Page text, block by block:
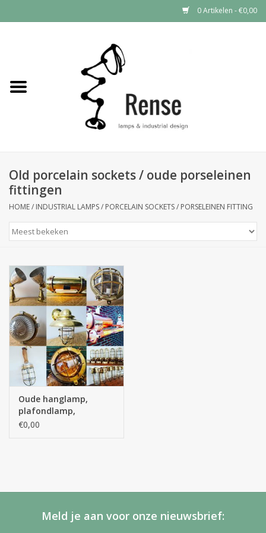
0 Artikelen - €0,00
Industrial lamps
Old porcelain sockets / oude porseleinen
fittingen
HOME/ INDUSTRIAL LAMPS/ PORCELAIN SOCKETS / PORSELEINEN FITTING
Oude hanglamp,
plafondlamp,
wandlamp,
€0,00
Meld je aan voor onze nieuwsbrief: